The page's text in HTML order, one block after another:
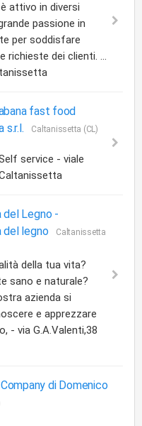
attivo in diversi
passione in
per soddisfare
richieste dei clienti. ...
fast food
s.r.l.
Caltanissetta (CL)
service - viale
del Legno -
del legno
Caltanissetta
della tua vita?
sano e naturale?
azienda si
e apprezzare
- via G.A.Valenti,38
di Domenico